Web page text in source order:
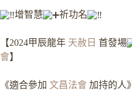
增智慧 祈功名
【2024甲辰龍年 天赦日 首發場
會】
《適合參加 文昌法會 加持的人》